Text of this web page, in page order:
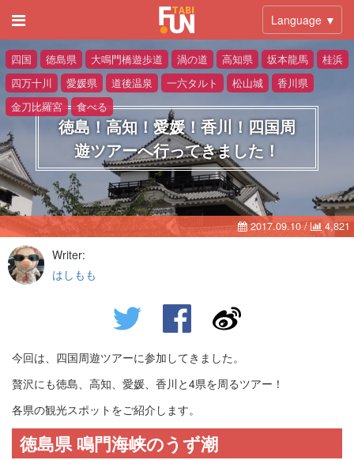
Language ▼
四国 徳島県 大鳴門橋遊歩道 渦の道 高知県 坂本龍馬
桂浜
四万十川
愛媛県 道後温泉 一六タルト 松山城
香川県
金刀比羅宮
食べる
徳島！高知！愛媛！香川！四国周
遊ツアーへ行ってきました！
2017.09.10 / 4,821
Writer:
はしもも
今回は、四国周遊ツアーに参加してきました。
贅沢にも徳島、高知、愛媛、香川と4県を周るツアー！
各県の観光スポットをご紹介します。
徳島県 鳴門海峡のうず潮